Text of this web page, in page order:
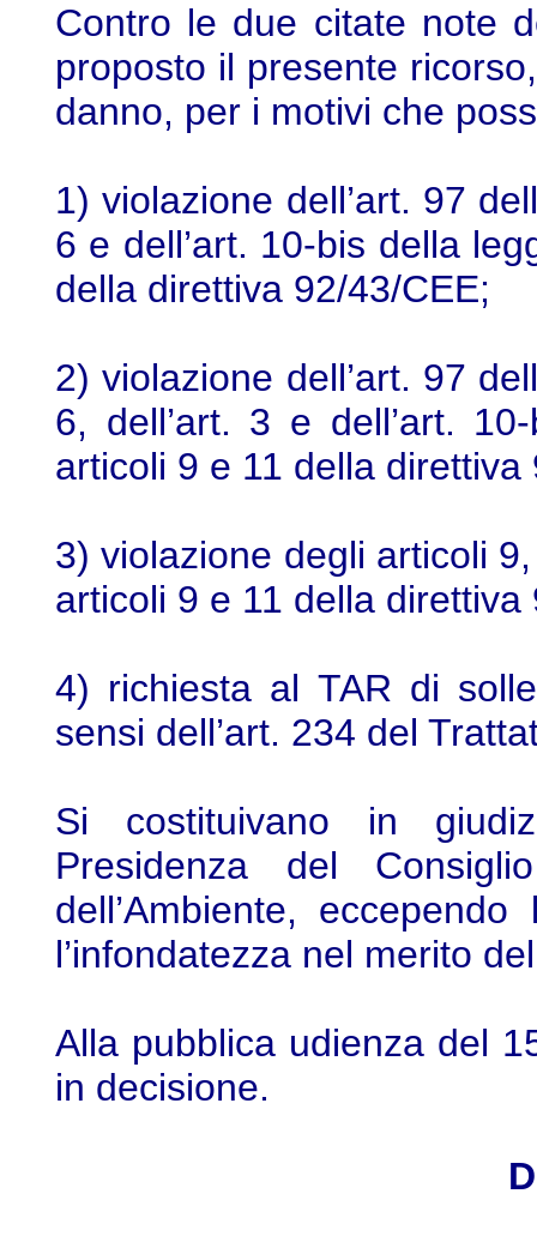
Contro le due citate note
proposto il presente
danno, per i motivi che
1) violazione dell’art. 97
6 e dell’art. 10-bis della
della direttiva 92/43/CEE;
2) violazione dell’art. 97
6, dell’art. 3 e dell’art.
articoli 9 e 11 della direttiva
3) violazione degli articoli
articoli 9 e 11 della direttiva
4) richiesta al TAR di
sensi dell’art. 234 del
Si costituivano in
Presidenza del
dell’Ambiente,
l’infondatezza nel merito
Alla pubblica udienza del
in decisione.